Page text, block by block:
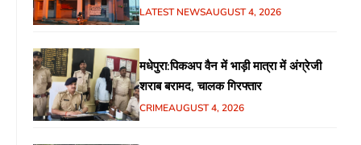
LATEST NEWSAUGUST 4, 2026
मधेपुरा:पिकअप वैन में भाड़ी मात्रा में अंग्रेजी
शराब बरामद, चालक गिरफ्तार
CRIMEAUGUST 4, 2026